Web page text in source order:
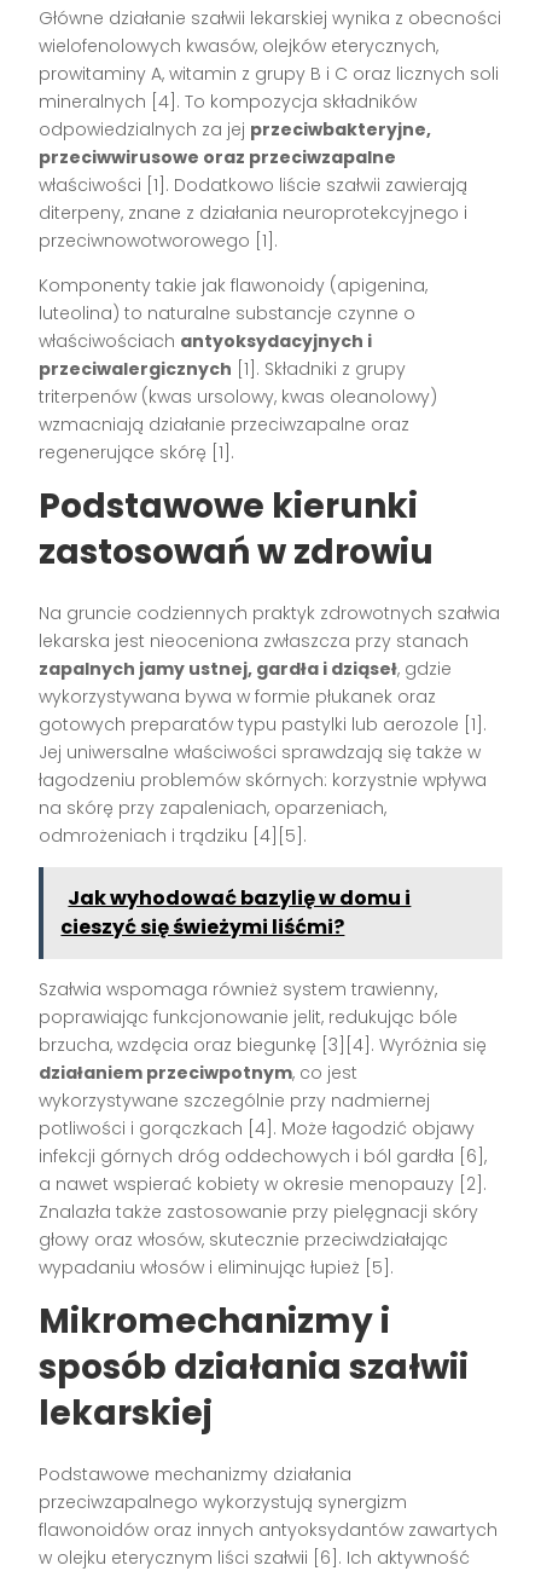
Główne działanie szałwii lekarskiej wynika z obecności
wielofenolowych kwasów, olejków eterycznych,
prowitaminy A, witamin z grupy B i C oraz licznych soli
mineralnych [4] . To kompozycja składników
odpowiedzialnych za jej przeciwbakteryjne,
przeciwwirusowe oraz przeciwzapalne
właściwości [1] . Dodatkowo liście szałwii zawierają
diterpeny, znane z działania neuroprotekcyjnego i
przeciwnowotworowego [1] .
Komponenty takie jak flawonoidy (apigenina,
luteolina) to naturalne substancje czynne o
właściwościach antyoksydacyjnych i
przeciwalergicznych [1] . Składniki z grupy
triterpenów (kwas ursolowy, kwas oleanolowy)
wzmacniają działanie przeciwzapalne oraz
regenerujące skórę [1] .
Podstawowe kierunki
zastosowań w zdrowiu
Na gruncie codziennych praktyk zdrowotnych szałwia
lekarska jest nieoceniona zwłaszcza przy stanach
zapalnych jamy ustnej, gardła i dziąseł, gdzie
wykorzystywana bywa w formie płukanek oraz
gotowych preparatów typu pastylki lub aerozole [1] .
Jej uniwersalne właściwości sprawdzają się także w
łagodzeniu problemów skórnych: korzystnie wpływa
na skórę przy zapaleniach, oparzeniach,
odmrożeniach i trądziku [4][5] .
Jak wyhodować bazylię w domu i
cieszyć się świeżymi liśćmi?
Szałwia wspomaga również system trawienny,
poprawiając funkcjonowanie jelit, redukując bóle
brzucha, wzdęcia oraz biegunkę [3][4] . Wyróżnia się
działaniem przeciwpotnym, co jest
wykorzystywane szczególnie przy nadmiernej
potliwości i gorączkach [4] . Może łagodzić objawy
infekcji górnych dróg oddechowych i ból gardła [6],
a nawet wspierać kobiety w okresie menopauzy [2] .
Znalazła także zastosowanie przy pielęgnacji skóry
głowy oraz włosów, skutecznie przeciwdziałając
wypadaniu włosów i eliminując łupież [5] .
Mikromechanizmy i
sposób działania szałwii
lekarskiej
Podstawowe mechanizmy działania
przeciwzapalnego wykorzystują synergizm
flawonoidów oraz innych antyoksydantów zawartych
w olejku eterycznym liści szałwii [6] . Ich aktywność